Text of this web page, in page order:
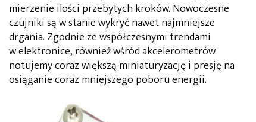
mierzenie ilości przebytych kroków. Nowoczesne
czujniki są w stanie wykryć nawet najmniejsze
drgania. Zgodnie ze współczesnymi trendami
w elektronice, również wśród akcelerometrów
notujemy coraz większą miniaturyzację i presję na
osiąganie coraz mniejszego poboru energii.